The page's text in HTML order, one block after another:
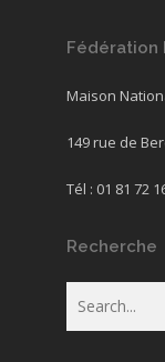
Fédération
Maison
149 rue de
Tél : 01 81 72
Recherche